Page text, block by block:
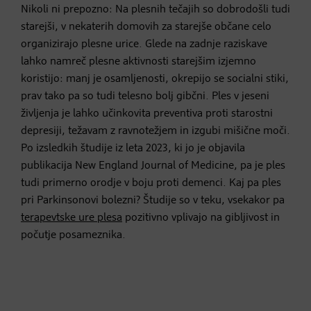
Nikoli ni prepozno: Na plesnih tečajih so dobrodošli tudi
starejši, v nekaterih domovih za starejše občane celo
organizirajo plesne urice. Glede na zadnje raziskave
lahko namreč plesne aktivnosti starejšim izjemno
koristijo: manj je osamljenosti, okrepijo se socialni stiki,
prav tako pa so tudi telesno bolj gibčni. Ples v jeseni
življenja je lahko učinkovita preventiva proti starostni
depresiji, težavam z ravnotežjem in izgubi mišične moči.
Po izsledkih študije iz leta 2023, ki jo je objavila
publikacija New England Journal of Medicine, pa je ples
tudi primerno orodje v boju proti demenci. Kaj pa ples
pri Parkinsonovi bolezni? Študije so v teku, vsekakor pa
terapevtske ure plesa pozitivno vplivajo na gibljivost in
počutje posameznika.